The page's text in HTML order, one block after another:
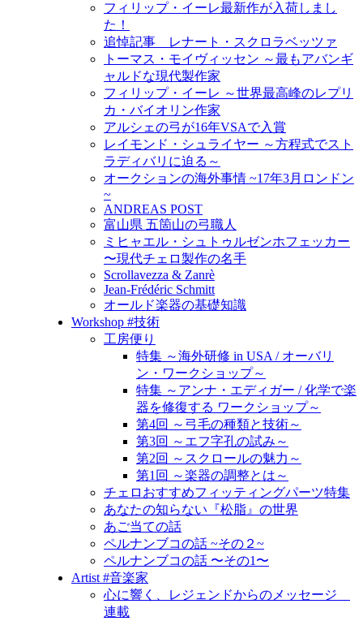
フィリップ・イーレ最新作が入荷しまし
た！
追悼記事 レナート・スクロラベッツァ
トーマス・モイヴィッセン ～最もアバンギ
ャルドな現代製作家
フィリップ・イーレ ～世界最高峰のレプリ
カ・バイオリン作家
アルシェの弓が16年VSAで入賞
レイモンド・シュライヤー ～方程式でスト
ラディバリに迫る～
オークションの海外事情 ~17年3月ロンドン
~
ANDREAS POST
富山県 五箇山の弓職人
ミヒャエル・シュトゥルゼンホフェッカー
〜現代チェロ製作の名手
Scrollavezza & Zanrè
Jean-Frédéric Schmitt
オールド楽器の基礎知識
Workshop #技術
工房便り
特集 ～海外研修 in USA / オーバリ
ン・ワークショップ～
特集 ～アンナ・エディガー / 化学で楽
器を修復する ワークショップ～
第4回 ～弓毛の種類と技術～
第3回 ～エフ字孔の試み～
第2回 ～スクロールの魅力～
第1回 ～楽器の調整とは～
チェロおすすめフィッティングパーツ特集
あなたの知らない『松脂』の世界
あご当ての話
ペルナンブコの話 ~その２~
ペルナンブコの話 〜その1〜
Artist #音楽家
心に響く、レジェンドからのメッセージ
連載